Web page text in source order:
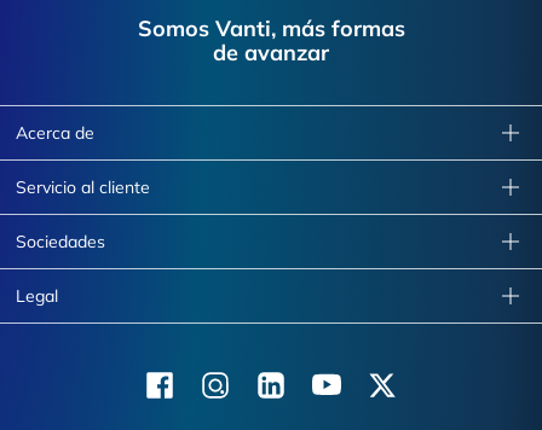
Somos Vanti, más formas
de avanzar
Acerca de
Servicio al cliente
Sociedades
Legal
FacebookInstagramLinkedinYoutubeX (Twitter)